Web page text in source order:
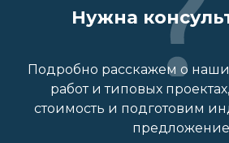
Нужна
Подробно расскажем о
работ и типовых
стоимость и подготовим